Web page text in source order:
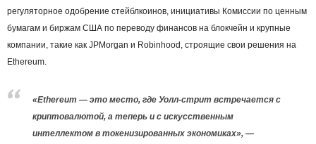
регуляторное одобрение стейблкоинов, инициативы Комиссии по ценным
бумагам и биржам США по переводу финансов на блокчейн и крупные
компании, такие как JPMorgan и Robinhood, строящие свои решения на
Ethereum.
«Ethereum — это место, где Уолл-стрит встречается с
криптовалютой, а теперь и с искусственным
интеллектом в токенизированных экономиках», —